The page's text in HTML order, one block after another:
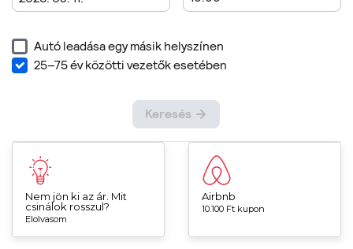
Nem jön ki az ár. Mit
csinálok rosszul?
Elolvasom
Airbnb
10.100 Ft kupon